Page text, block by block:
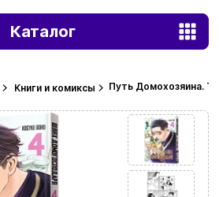
Каталог
Книги и комиксы Путь Домохозяина.